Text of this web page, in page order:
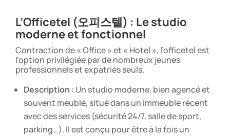
L’Officetel (오피스텔) : Le studio
moderne et fonctionnel
Contraction de « Office » et « Hotel », l’officetel est
l’option privilégiée par de nombreux jeunes
professionnels et expatriés seuls.
Description : Un studio moderne, bien agencé et
souvent meublé, situé dans un immeuble récent
avec des services (sécurité 24/7, salle de sport,
parking…). Il est conçu pour être à la fois un